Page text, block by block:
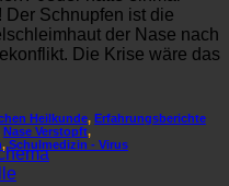
Der Schnupfen ist die
der Nase nach
Die Krise wäre das
Heilkunde, Erfahrungsberichte
Nase Verstopft,
,Schulmedizin - Virus